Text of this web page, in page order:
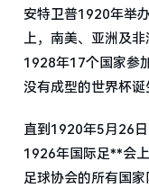
安特卫普1920年举
上，南美、亚洲及
1928年17个国家参
没有成型的世界杯诞
直到1920年5月26
1926年国际足**会
足球协会的所有国